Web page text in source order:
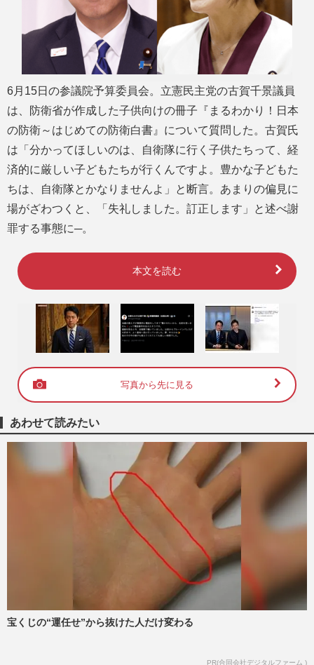
6月15日の参議院予算委員会。立憲民主党の古賀千景議員
は、防衛省が作成した子供向けの冊子『まるわかり！日本
の防衛～はじめての防衛白書』について質問した。古賀氏
は「分かってほしいのは、自衛隊に行く子供たちって、経
済的に厳しい子どもたちが行くんですよ。豊かな子どもた
ちは、自衛隊とかなりませんよ」と断言。あまりの偏見に
場がざわつくと、「失礼しました。訂正します」と述べ謝
罪する事態に─。
本文を読む
写真から先に見る
あわせて読みたい
宝くじの“運任せ”から抜けた人だけ変わる
PR(合同会社デジタルファーム )